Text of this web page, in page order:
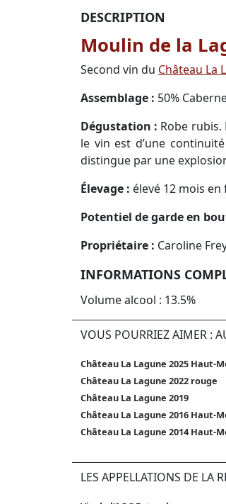
DESCRIPTION
Moulin de la
Second vin du Château La
Assemblage : 50%
Dégustation : Robe
le vin est d’une
distingue par une
Élevage : élevé 12 mois
Potentiel de garde en
Propriétaire : Caroline
INFORMATIONS
Volume alcool : 13.5%
VOUS POURRIEZ AIMER :
Château La Lagune 2025 Haut-
Château La Lagune 2022 rouge
Château La Lagune 2019
Château La Lagune 2016 Haut-
Château La Lagune 2014 Haut-
LES APPELLATIONS DE LA